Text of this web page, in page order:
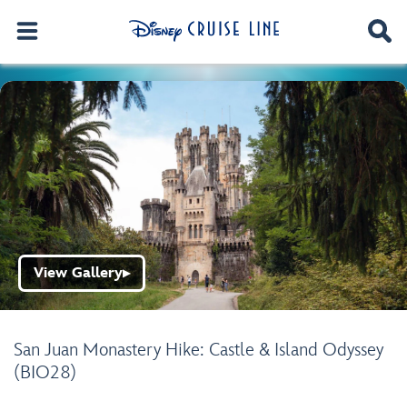
San Juan Monastery Hike: Castle & Island Odyssey
(BIO28)
View Gallery▶